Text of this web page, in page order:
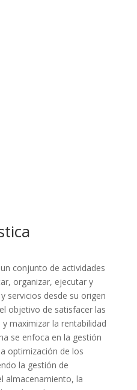
conjunto de actividades
organizar, ejecutar y
servicios desde su origen
objetivo de satisfacer las
maximizar la rentabilidad
se enfoca en la gestión
optimización de los
la gestión de
almacenamiento, la